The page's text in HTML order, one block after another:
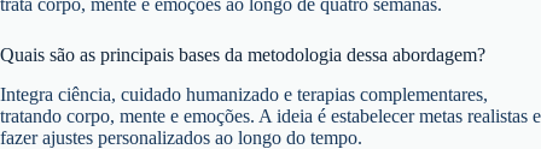
trata corpo, mente e emoções ao longo de quatro semanas.
Quais são as principais bases da metodologia dessa abordagem?
Integra ciência, cuidado humanizado e terapias complementares,
tratando corpo, mente e emoções. A ideia é estabelecer metas realistas e
fazer ajustes personalizados ao longo do tempo.